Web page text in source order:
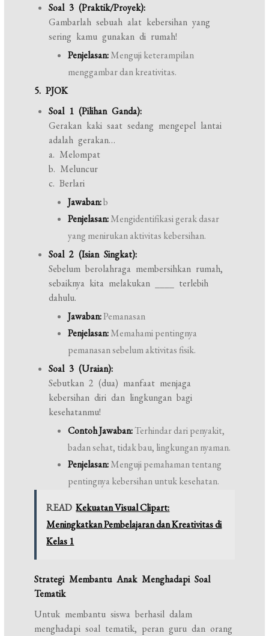
Soal 3 (Praktik/Proyek):
Gambarlah sebuah alat kebersihan yang
sering kamu gunakan di rumah!
Penjelasan:Menguji keterampilan
menggambar dan kreativitas.
5. PJOK
Soal 1 (Pilihan Ganda):
Gerakan kaki saat sedang mengepel lantai
adalah gerakan…
a. Melompat
b. Meluncur
c. Berlari
Jawaban:b
Penjelasan:Mengidentifikasi gerak dasar
yang menirukan aktivitas kebersihan.
Soal 2 (Isian Singkat):
Sebelum berolahraga membersihkan rumah,
sebaiknya kita melakukan ____ terlebih
dahulu.
Jawaban:Pemanasan
Penjelasan:Memahami pentingnya
pemanasan sebelum aktivitas fisik.
Soal 3 (Uraian):
Sebutkan 2 (dua) manfaat menjaga
kebersihan diri dan lingkungan bagi
kesehatanmu!
Contoh Jawaban:Terhindar dari penyakit,
badan sehat, tidak bau, lingkungan nyaman.
Penjelasan:Menguji pemahaman tentang
pentingnya kebersihan untuk kesehatan.
READ Kekuatan Visual Clipart:
Meningkatkan Pembelajaran dan Kreativitas di
Kelas 1
Strategi Membantu Anak Menghadapi Soal
Tematik
Untuk membantu siswa berhasil dalam
menghadapi soal tematik, peran guru dan orang